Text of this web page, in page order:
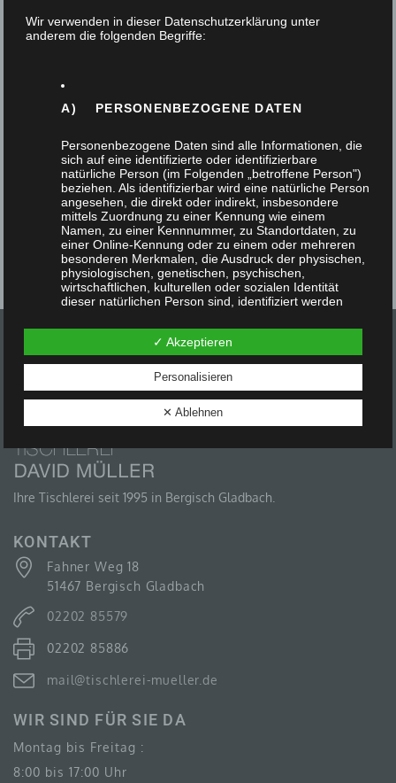
Nach der Entkernung und vollständigen
Ihre Tischlerei seit 1995 in Bergisch Gladbach.
KONTAKT
Fahner Weg 18
51467 Bergisch Gladbach
02202 85579
02202 85886
mail@tischlerei-mueller.de
WIR SIND FÜR SIE DA
Montag bis Freitag :
8:00 bis 17:00 Uhr
Wir verwenden in dieser Datenschutzerklärung unter
anderem die folgenden Begriffe:
A) PERSONENBEZOGENE DATEN
Personenbezogene Daten sind alle Informationen, die
sich auf eine identifizierte oder identifizierbare
natürliche Person (im Folgenden „betroffene Person")
beziehen. Als identifizierbar wird eine natürliche Person
angesehen, die direkt oder indirekt, insbesondere
mittels Zuordnung zu einer Kennung wie einem
Namen, zu einer Kennnummer, zu Standortdaten, zu
einer Online-Kennung oder zu einem oder mehreren
besonderen Merkmalen, die Ausdruck der physischen,
physiologischen, genetischen, psychischen,
wirtschaftlichen, kulturellen oder sozialen Identität
dieser natürlichen Person sind, identifiziert werden
B) BETROFFENE PERSON
identifizierbare natürliche Person, deren
personenbezogene Daten von dem für die
Verarbeitung Verantwortlichen verarbeitet werden.
C) VERARBEITUNG
automatisierter Verfahren ausgeführte Vorgang oder
personenbezogenen Daten wie das Erheben, das
Speicherung, die Anpassung oder Veränderung, das
andere Form der Bereitstellung, den Abgleich oder die
die Vernichtung.
✓ Akzeptieren
Personalisieren
✕ Ablehnen